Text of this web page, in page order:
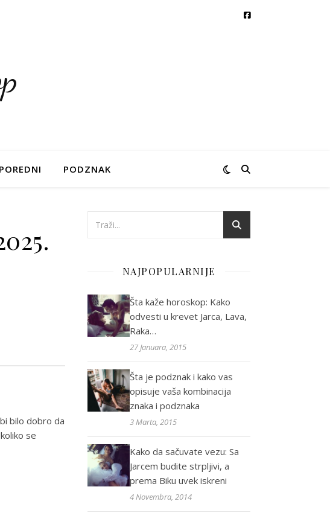
PODZNAK
bilo dobro da
se
NAJPOPULARNIJE
Šta kaže horoskop: Kako
odvesti u krevet Jarca, Lava,
Raka…
27 Januara, 2015
Šta je podznak i kako vas
opisuje vaša kombinacija
znaka i podznaka
3 Marta, 2015
Kako da sačuvate vezu: Sa
Jarcem budite strpljivi, a
prema Biku uvek iskreni
4 Novembra, 2014